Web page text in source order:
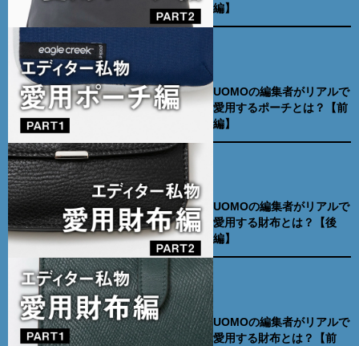
編】
UOMOの編集者がリアルで
愛用するポーチとは？【前
編】
UOMOの編集者がリアルで
愛用する財布とは？【後
編】
UOMOの編集者がリアルで
愛用する財布とは？【前